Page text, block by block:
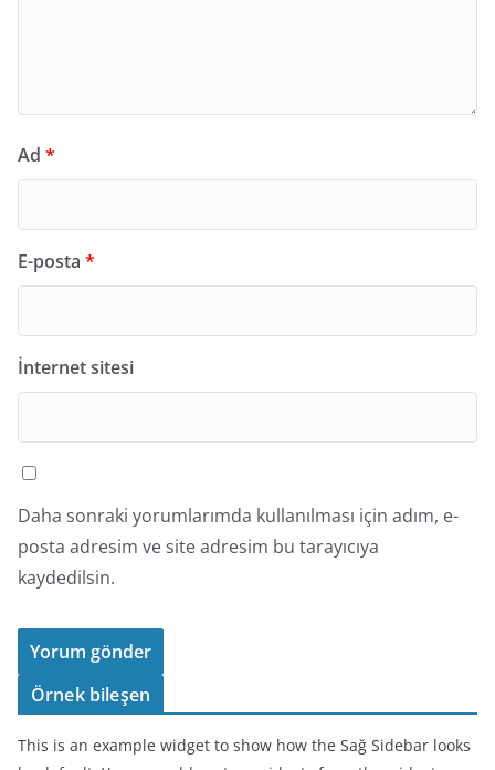
Ad *
E-posta *
İnternet sitesi
Daha sonraki yorumlarımda kullanılması için adım, e-
posta adresim ve site adresim bu tarayıcıya
kaydedilsin.
Örnek bileşen
This is an example widget to show how the Sağ Sidebar looks